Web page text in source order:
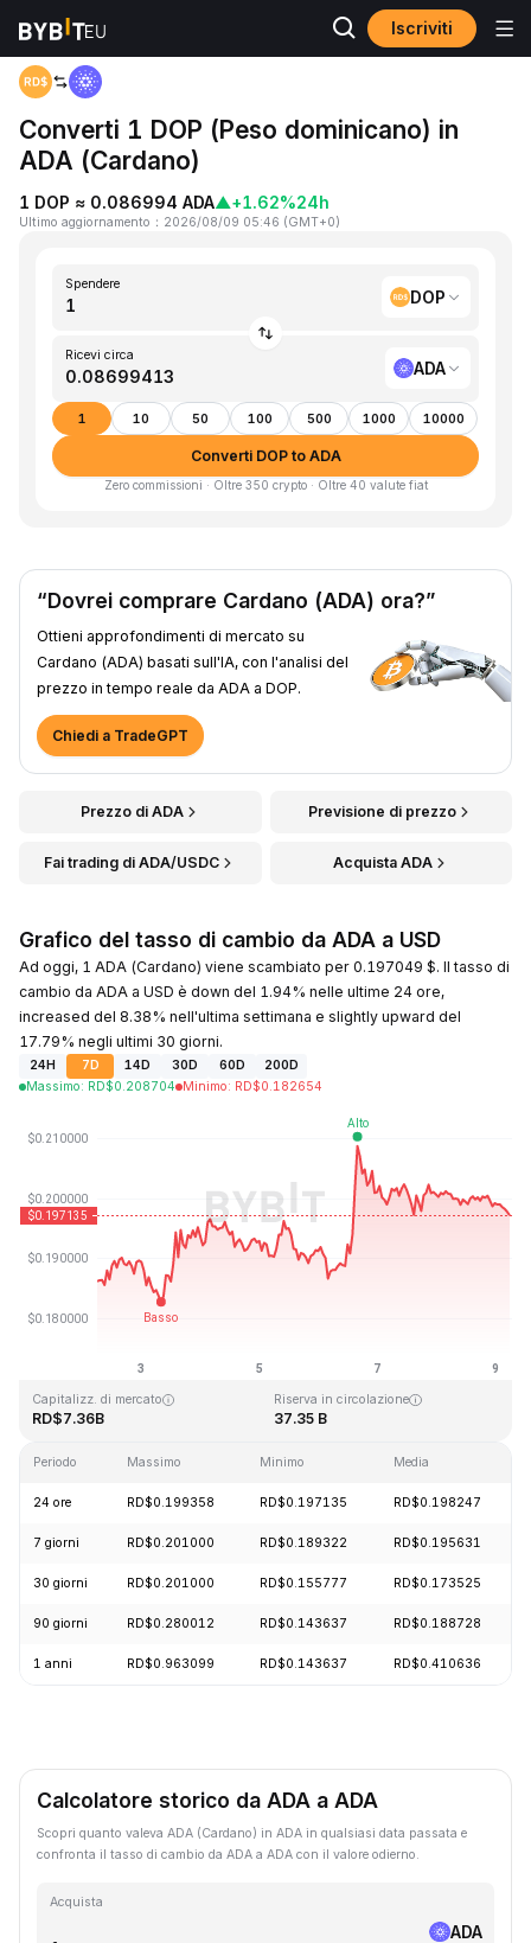
Iscriviti
Home DOP to ADA
Converti 1 DOP (Peso dominicano) in
ADA (Cardano)
1 DOP ≈ 0.086994 ADA▲+1.62%24h
Ultimo aggiornamento ： 2026/08/09 05:46 (GMT+0)
Spendere
DOP
Ricevi circa
ADA
1 10 50 100 500 1000 10000
Converti DOP to ADA
Zero commissioni · Oltre 350 crypto · Oltre 40 valute fiat
“Dovrei comprare Cardano (ADA) ora?”
Ottieni approfondimenti di mercato su
Cardano (ADA) basati sull'IA, con l'analisi del
prezzo in tempo reale da ADA a DOP.
Chiedi a TradeGPT
Prezzo di ADA Previsione di prezzo
Fai trading di ADA/USDC Acquista ADA
Grafico del tasso di cambio da ADA a USD
Ad oggi, 1 ADA (Cardano) viene scambiato per 0.197049 $. Il tasso di
cambio da ADA a USD è down del 1.94% nelle ultime 24 ore,
increased del 8.38% nell'ultima settimana e slightly upward del
17.79% negli ultimi 30 giorni.
24H 7D 14D 30D 60D
200D
Massimo: RD$0.208704 Minimo: RD$0.182654
Ultimo aggiornamento: 2026-08-09, 05:46 GMT+0
Capitalizz. di mercato
RD$7.36B
Riserva in circolazione
37.35 B
Periodo Massimo Minimo Media
24 ore RD$0.199358 RD$0.197135 RD$0.198247
7 giorni RD$0.201000 RD$0.189322 RD$0.195631
30 giorni RD$0.201000 RD$0.155777 RD$0.173525
90 giorni RD$0.280012 RD$0.143637 RD$0.188728
1 anni RD$0.963099 RD$0.143637 RD$0.410636
Calcolatore storico da ADA a ADA
Scopri quanto valeva ADA (Cardano) in ADA in qualsiasi data passata e
confronta il tasso di cambio da ADA a ADA con il valore odierno.
Acquista
ADA